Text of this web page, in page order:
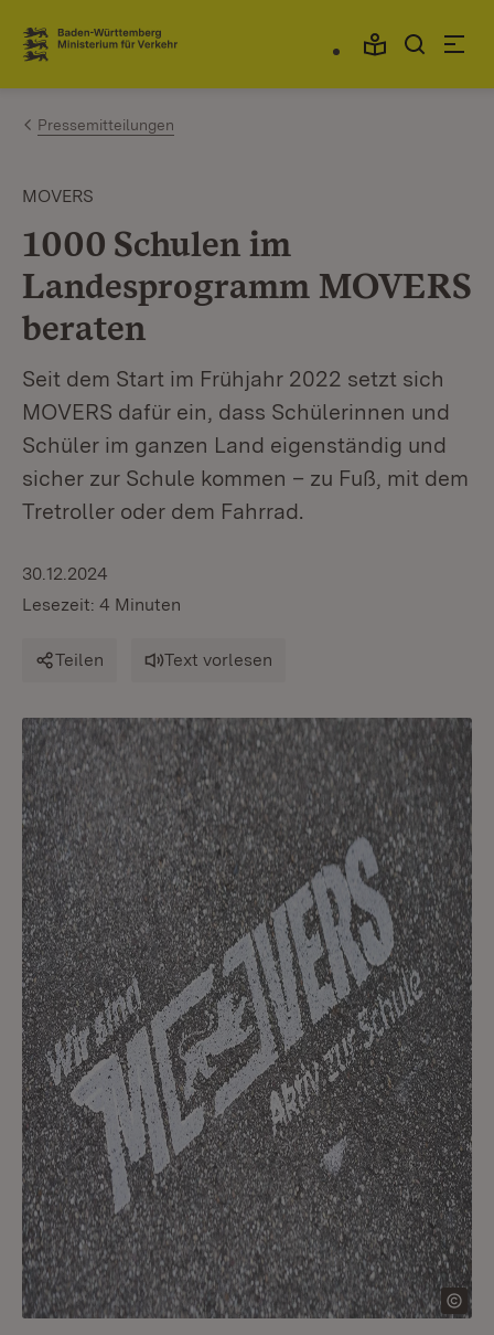
Zum Inhalt springen
Link zur Startseite
Pressemitteilungen
MOVERS
1000 Schulen im
Landesprogramm MOVERS
beraten
Seit dem Start im Frühjahr 2022 setzt sich
MOVERS dafür ein, dass Schülerinnen und
Schüler im ganzen Land eigenständig und
sicher zur Schule kommen – zu Fuß, mit dem
Tretroller oder dem Fahrrad.
30.12.2024
Lesezeit: 4 Minuten
Teilen Text vorlesen